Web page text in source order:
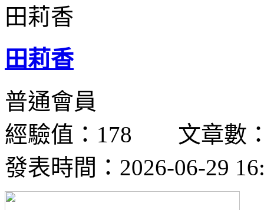
田莉香
普通會員
經驗值：178 文章數
發表時間：2026-06-29